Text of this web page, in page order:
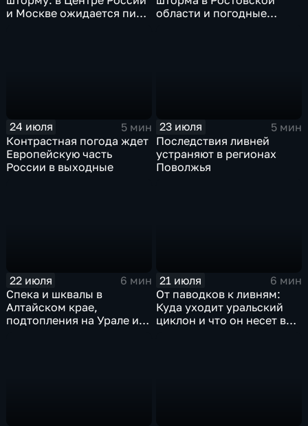
и Москве ожидается пик
области и погодные
24 июля
5 мин
Контрастная погода ждет
Европейскую часть
России в выходные
23 июля
5 мин
Последствия ливней
устраняют в регионах
Поволжья
22 июля
6 мин
Спека и шквалы в
Алтайском крае,
подтопления на Урале и
21 июля
6 мин
От паводков к ливням:
Куда уходит уральский
циклон и что он несет в